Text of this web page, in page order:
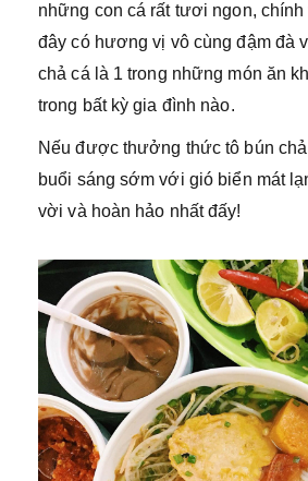
những con cá rất tươi ngon, chính
đây có hương vị vô cùng đậm đà
chả cá là 1 trong những món ăn
trong bất kỳ gia đình nào.
Nếu được thưởng thức tô bún
buổi sáng sớm với gió biển mát
vời và hoàn hảo nhất đấy!